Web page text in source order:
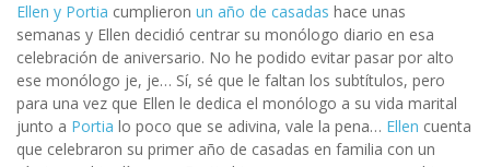
Ellen y Portia cumplieron un año de casadas hace unas
semanas y Ellen decidió centrar su monólogo diario en esa
celebración de aniversario. No he podido evitar pasar por alto
ese monólogo je, je… Sí, sé que le faltan los subtítulos, pero
para una vez que Ellen le dedica el monólogo a su vida marital
junto a Portia lo poco que se adivina, vale la pena… Ellen cuenta
que celebraron su primer año de casadas en familia con un